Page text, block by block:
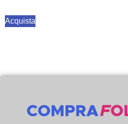
Acquista